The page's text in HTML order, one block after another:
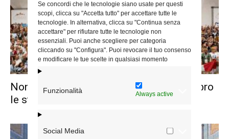
Se concordi che le tecnologie siano usate per questi
scopi, clicca su "Accetta tutto" per accettare tutte le
tecnologie. In alternativa, clicca su "Continua senza
accettare" per rifiutare tutte le tecnologie non
essenziali. Puoi anche scegliere per categoria
cliccando su "Configura". Puoi revocare il tuo consenso
e modificare le tue scelte in qualsiasi momento
Funzionalità Always active
Social Media
Non solo i Beltrame Quattrocchi: in un libro
le storie degli...